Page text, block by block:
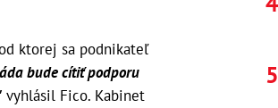
ktorej sa podnikateľ
bude cítiť podporu
vyhlásil Fico. Kabinet